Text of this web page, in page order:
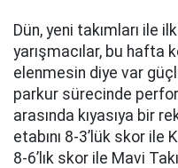
Dün, yeni takımları ile
yarışmacılar, bu hafta
elenmesin diye var
parkur sürecinde
arasında kıyasıya bir
etabını 8-3’lük skor ile
8-6’lık skor ile Mavi